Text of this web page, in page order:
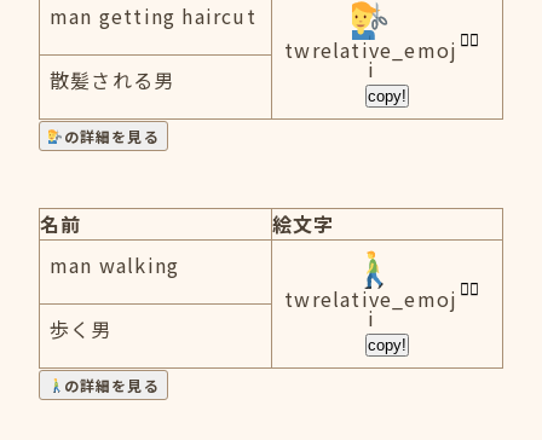
man getting haircut
twrelative_emoj
i
copy!
散髪される男
の詳細を見る
名前
絵文字
man walking
twrelative_emoj
i
copy!
歩く男
の詳細を見る